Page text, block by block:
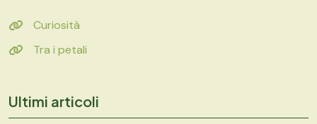
Curiosità
Tra i petali
Ultimi articoli